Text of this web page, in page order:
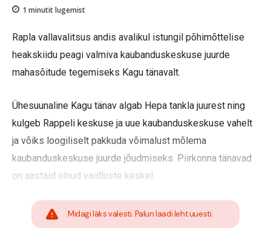
1 minutit lugemist
Rapla vallavalitsus andis avalikul istungil põhimõttelise
heakskiidu peagi valmiva kaubanduskeskuse juurde
mahasõitude tegemiseks Kagu tänavalt.
Ühesuunaline Kagu tänav algab Hepa tankla juurest ning
kulgeb Rappeli keskuse ja uue kaubanduskeskuse vahelt
ja võiks loogiliselt pakkuda võimalust mõlema
kaubanduskeskuse juurde jõudmiseks. Piirkonna tänavad
on aastaid olnud vaidluste keskel.
Midagi läks valesti. Palun laadi leht uuesti.